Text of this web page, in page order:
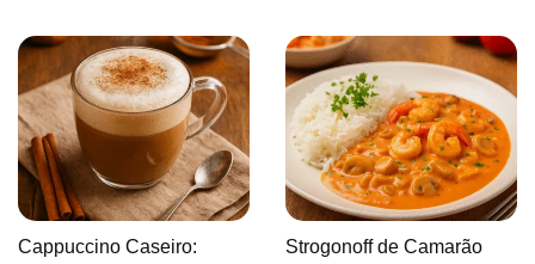
Cappuccino Caseiro:
Strogonoff de Camarão